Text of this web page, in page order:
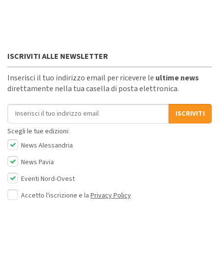
ISCRIVITI ALLE NEWSLETTER
Inserisci il tuo indirizzo email per ricevere le ultime news
direttamente nella tua casella di posta elettronica.
Indirizzo email
ISCRIVITI
Scegli le tue edizioni:
News Alessandria
News Pavia
Eventi Nord-Ovest
Accetto l'iscrizione e la Privacy Policy